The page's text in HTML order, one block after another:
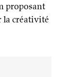
proposant
la créativité